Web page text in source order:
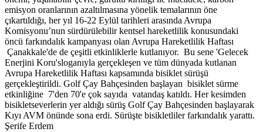
emisyon oranlarının azaltılmasına yönelik temalarının öne
çıkartıldığı, her yıl 16-22 Eylül tarihleri arasında Avrupa
Komisyonu’nun sürdürülebilir kentsel hareketlilik konusundaki
öncü farkındalık kampanyası olan Avrupa Hareketlilik Haftası
Çanakkale'de de çeşitli etkinliklerle kutlanıyor. Bu sene 'Gelecek
Enerjini Koru'sloganıyla gerçekleşen ve tüm dünyada kutlanan
Avrupa Hareketlilik Haftası kapsamında bisiklet sürüşü
gerçekleştirildi. Golf Çay Bahçesinden başlayan bisiklet sürme
etkinliğine 7'den 70'e çok sayıda vatandaş katıldı. Her kesimden
bisikletseverlerin yer aldığı sürüş Golf Çay Bahçesinden başlayarak
Kıyı AVM önünde sona erdi. Sürüşte bisikletliler farkındalık yarattı.
Şerife Erdem